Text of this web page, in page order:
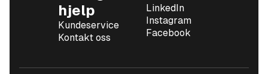
hjelp
Kundeservice
Kontakt oss
LinkedIn
Instagram
Facebook